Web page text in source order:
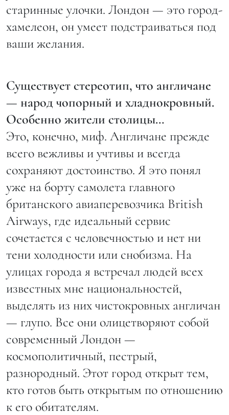
старинные улочки. Лондон — это город-
хамелеон, он умеет подстраиваться под
ваши желания.
Существует стереотип, что англичане
— народ чопорный и хладнокровный.
Особенно жители столицы…
Это, конечно, миф. Англичане прежде
всего вежливы и учтивы и всегда
сохраняют достоинство. Я это понял
уже на борту самолета главного
британского авиаперевозчика British
Airways, где идеальный сервис
сочетается с человечностью и нет ни
тени холодности или снобизма. На
улицах города я встречал людей всех
известных мне национальностей,
выделять из них чистокровных англичан
— глупо. Все они олицетворяют собой
современный Лондон —
космополитичный, пестрый,
разнородный. Этот город открыт тем,
кто готов быть открытым по отношению
к его обитателям.